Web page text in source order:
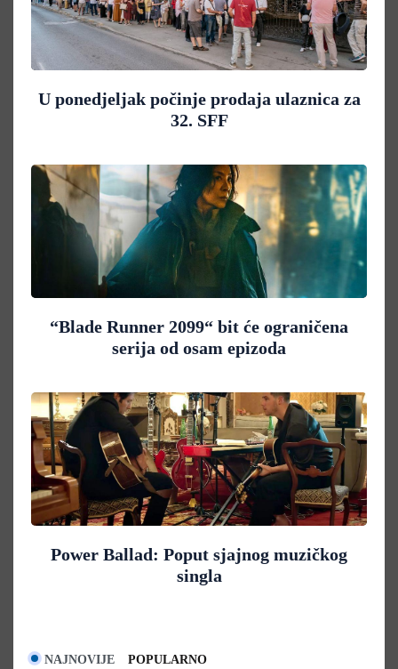
U ponedjeljak počinje prodaja ulaznica za
32. SFF
“Blade Runner 2099“ bit će ograničena
serija od osam epizoda
Power Ballad: Poput sjajnog muzičkog
singla
NAJNOVIJE POPULARNO